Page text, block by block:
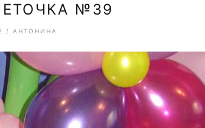
№39
/ АНТОНИНА